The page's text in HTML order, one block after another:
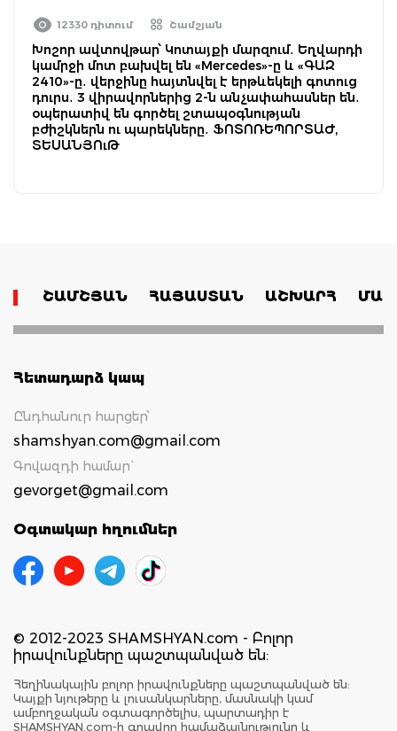
12330 դիտում Շամշյան
Խոշոր ավտովթար՝ Կոտայքի մարզում․ Եղվարդի
կամրջի մոտ բախվել են «Mercedes»-ը և «ԳԱԶ
2410»-ը․ վերջինը հայտնվել է երթևեկելի գոտուց
դուրս․ 3 վիրավորներից 2-ն անչափահասներ են․
օպերատիվ են գործել շտապօգնության
բժիշկներն ու պարեկները․ ՖՈՏՈՌԵՊՈՐՏԱԺ,
ՏԵՍԱՆՅՈւԹ
ՇԱՄՇՅԱՆ ՀԱՅԱՍՏԱՆ ԱՇԽԱՐՀ
Հետադարձ կապ
Ընդհանուր հարցեր՝
shamshyan.com@gmail.com
Գովազդի համար`
gevorget@gmail.com
Օգտակար հղումներ
© 2012-2023 SHAMSHYAN.com - Բոլոր
իրավունքները պաշտպանված են:
Հեղինակային բոլոր իրավունքները պաշտպանված են:
Կայքի նյութերը և լուսանկարները, մասնակի կամ
ամբողջական օգտագործելիս, պարտադիր է
SHAMSHYAN.com-ի գրավոր համաձայնությունը և